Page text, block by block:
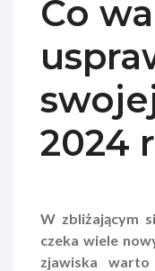
Co
2024
W zbliżającym
czeka wiele
zjawiska